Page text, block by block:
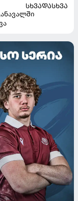
ᲡᲮᲕᲐᲓᲐᲡᲮᲕᲐ